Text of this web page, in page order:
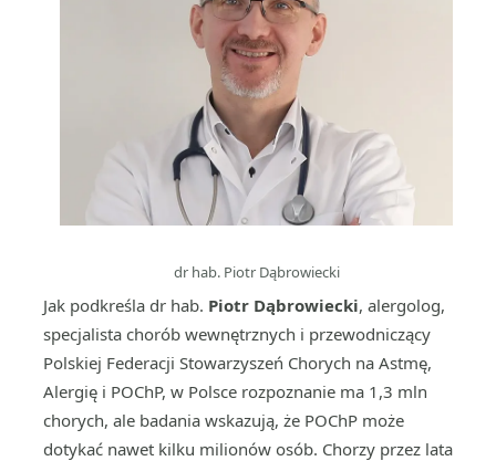
dr hab. Piotr Dąbrowiecki
Jak podkreśla dr hab. Piotr Dąbrowiecki, alergolog,
specjalista chorób wewnętrznych i przewodniczący
Polskiej Federacji Stowarzyszeń Chorych na Astmę,
Alergię i POChP, w Polsce rozpoznanie ma 1,3 mln
chorych, ale badania wskazują, że POChP może
dotykać nawet kilku milionów osób. Chorzy przez lata